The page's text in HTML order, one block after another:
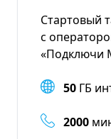
Стартовый
с
«Подключи
50 ГБ
2000